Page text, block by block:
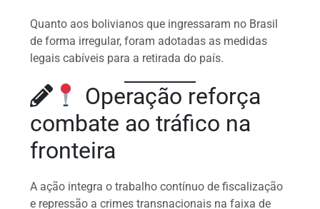
Quanto aos bolivianos que ingressaram no Brasil
de forma irregular, foram adotadas as medidas
legais cabíveis para a retirada do país.
Operação reforça
combate ao tráfico na
fronteira
A ação integra o trabalho contínuo de fiscalização
e repressão a crimes transnacionais na faixa de